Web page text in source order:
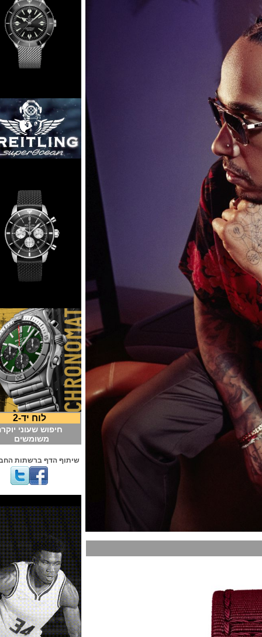
לוח יד-2
חיפוש שעוני יוקרה
משומשים
שיתוף הדף ברשתות החברתיות